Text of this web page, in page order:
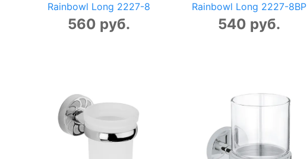
Rainbowl Long 2227-8
560 руб.
Rainbowl Long 2227-8BP
540 руб.